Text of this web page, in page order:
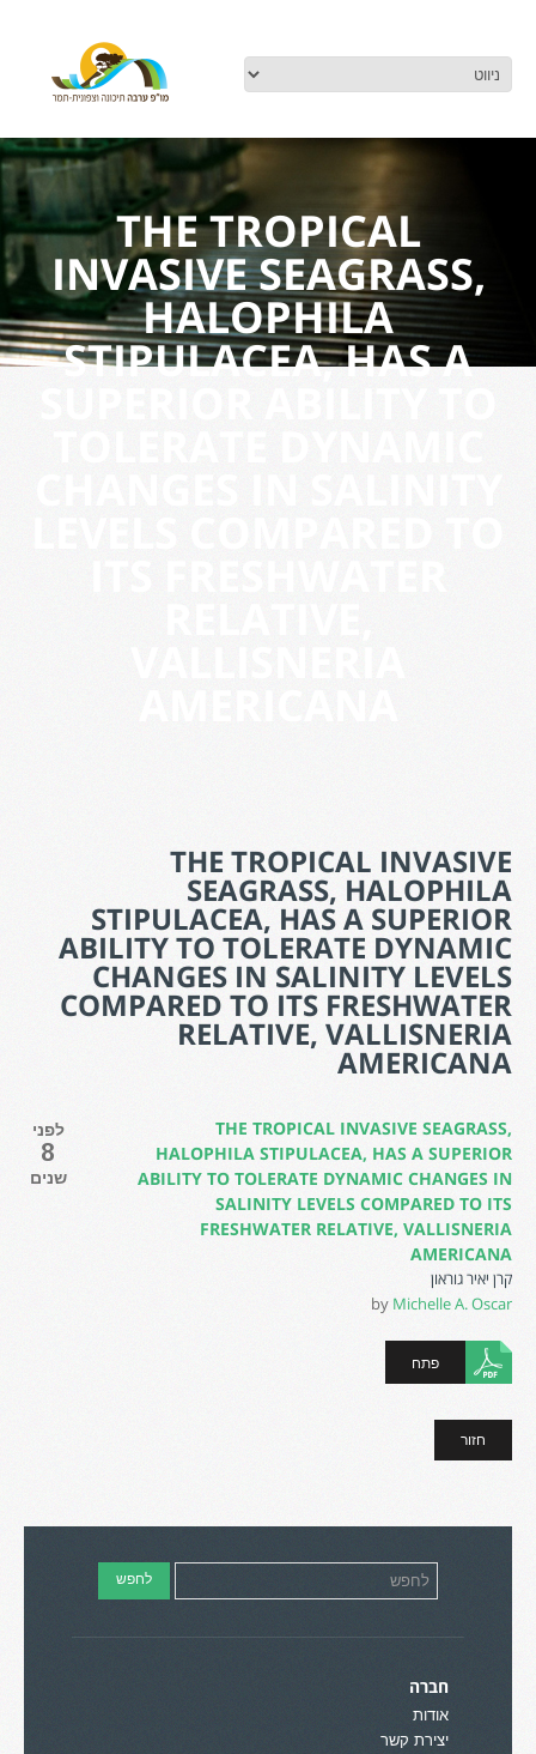
THE TROPICAL
INVASIVE SEAGRASS,
HALOPHILA
STIPULACEA, HAS A
THE TROPICAL INVASIVE
SEAGRASS, HALOPHILA
STIPULACEA, HAS A SUPERIOR
ABILITY TO TOLERATE DYNAMIC
CHANGES IN SALINITY LEVELS
COMPARED TO ITS FRESHWATER
RELATIVE, VALLISNERIA
AMERICANA
לפני
8
שנים
THE TROPICAL INVASIVE SEAGRASS,
HALOPHILA STIPULACEA, HAS A SUPERIOR
ABILITY TO TOLERATE DYNAMIC CHANGES IN
SALINITY LEVELS COMPARED TO ITS
FRESHWATER RELATIVE, VALLISNERIA
AMERICANA
קרן יאיר גוראון
by Michelle A. Oscar
פתח
חזור
חברה
אודות
יצירת קשר